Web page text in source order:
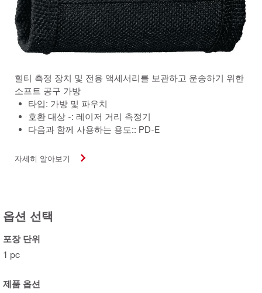
힐티 측정 장치 및 전용 액세서리를 보관하고 운송하기 위한
소프트 공구 가방
타입: 가방 및 파우치
호환 대상 -: 레이저 거리 측정기
다음과 함께 사용하는 용도:: PD-E
자세히 알아보기
옵션 선택
포장 단위
1 pc
제품 옵션